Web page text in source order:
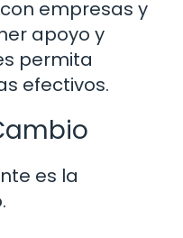
empresas y
apoyo y
permita
efectivos.
es la